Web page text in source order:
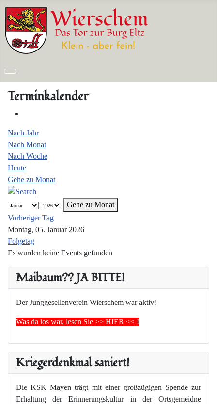
Maibaum?? JA BITTE!
Der Junggesellenverein Wierschem war aktiv!
Was da los war, lesen Sie >> HIER << !
Kriegerdenkmal saniert!
Die KSK Mayen trägt mit einer großzügigen Spende zur
Erhaltung der Erinnerungskultur in der Ortsgemeidne
Terminkalender
Nach Jahr
Nach Monat
Nach Woche
Heute
Gehe zu Monat
Gehe zu Monat
Vorheriger Tag
Montag, 05. Januar 2026
Folgetag
Es wurden keine Events gefunden